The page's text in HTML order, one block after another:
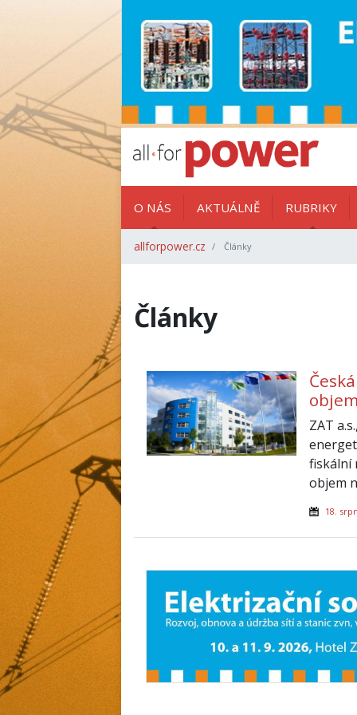
O NÁS AKTUÁLNĚ RUBRIKY
allforpower.cz Články
Články
ZAT
fiskální
objem
18.